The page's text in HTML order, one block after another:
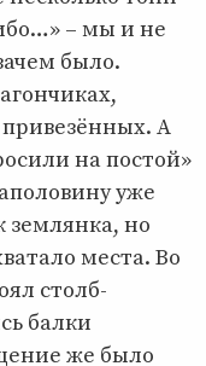
– мы и не
было.
привезённых. А
на постой»
уже
землянка, но
места. Во
столб-
балки
же было